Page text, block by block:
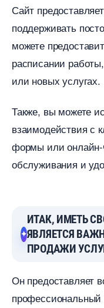
Сайт
поддерживать
можете
расписании
или новых услугах.
Также, вы можете
заимодействия с
формы или онлайн-
обслуживания и
ИТАК, ИМЕТЬ
ЯВЛЯЕТСЯ
ПРОДАЖИ
Он предоставляет